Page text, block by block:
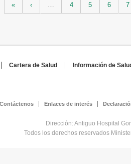
« ‹ 4 5 6 7
Cartera de Salud
Información de
Contáctenos Enlaces de interés
Dirección: Antiguo Hospital
Todos los derechos reservados